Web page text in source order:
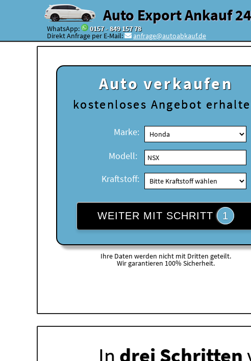
Auto Export Ankauf 24
WhatsApp: 0157 - 849 157 78
Direkt Anfrage per E-Mail: anfrage@autoabkauf.de
Auto verkaufen
kostenloses Angebot
Marke:
Modell:
Kraftstoff:
WEITER MIT SCHRITT 1
Ihre Daten werden nicht mit Dritten geteilt.
Wir garantieren 100% Sicherheit.
In drei Schritten